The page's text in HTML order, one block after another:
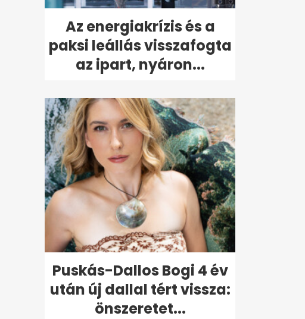
Az energiakrízis és a
paksi leállás visszafogta
az ipart, nyáron...
Puskás-Dallos Bogi 4 év
után új dallal tért vissza:
önszeretet...